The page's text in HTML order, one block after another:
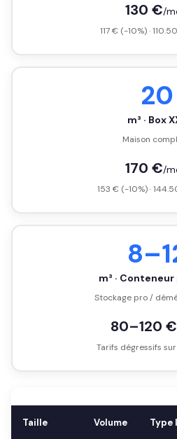
130 €/
117 € (-10%) ·
20
m³ · Box
Maison
170 €/
153 € (-10%) ·
m³ ·
Stockage pro /
80–120 €
Tarifs dégressifs
Taille Volume Type